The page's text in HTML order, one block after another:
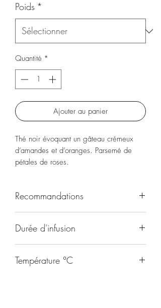
Poids *
Quantité *
Ajouter au panier
Thé noir évoquant un gâteau crémeux
d’amandes et d’oranges. Parsemé de
pétales de roses.
Recommandations
Durée d'infusion
Température °C